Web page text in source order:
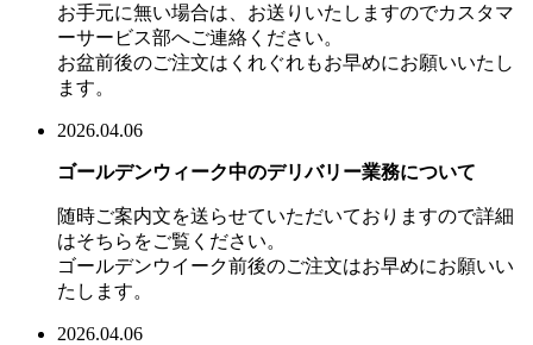
お手元に無い場合は、お送りいたしますのでカスタマ
ーサービス部へご連絡ください。
お盆前後のご注文はくれぐれもお早めにお願いいたし
ます。
2026.04.06
ゴールデンウィーク中のデリバリー業務について
随時ご案内文を送らせていただいておりますので詳細
はそちらをご覧ください。
ゴールデンウイーク前後のご注文はお早めにお願いい
たします。
2026.04.06